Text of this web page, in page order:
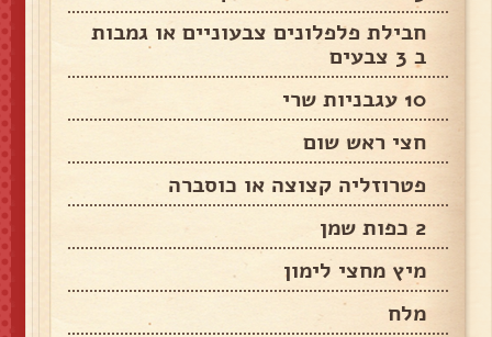
חבילת פלפלונים צבעוניים או גמבות
ב 3 צבעים
10 עגבניות שרי
חצי ראש שום
פטרוזליה קצוצה או כוסברה
2 כפות שמן
מיץ מחצי לימון
מלח